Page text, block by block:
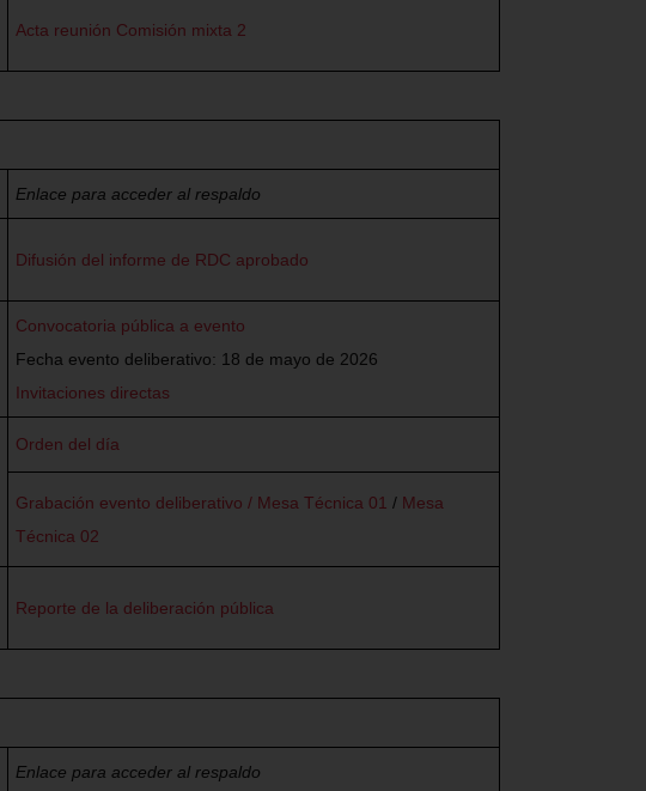
Acta reunión Comisión mixta 2
Enlace para acceder al respaldo
Difusión del informe de RDC aprobado
Convocatoria pública a evento
Fecha evento deliberativo: 18 de mayo de 2026
Invitaciones directas
Orden del día
Grabación evento deliberativo / Mesa Técnica 01 / Mesa
Técnica 02
Reporte de la deliberación pública
Enlace para acceder al respaldo